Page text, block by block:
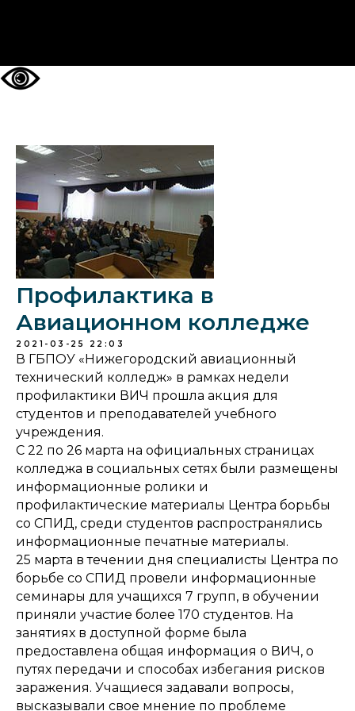
Профилактика в
Авиационном колледже
2021-03-25 22:03
В ГБПОУ «Нижегородский авиационный
технический колледж» в рамках недели
профилактики ВИЧ прошла акция для
студентов и преподавателей учебного
учреждения.
С 22 по 26 марта на официальных страницах
колледжа в социальных сетях были размещены
информационные ролики и
профилактические материалы Центра борьбы
со СПИД, среди студентов распространялись
информационные печатные материалы.
25 марта в течении дня специалисты Центра по
борьбе со СПИД провели информационные
семинары для учащихся 7 групп, в обучении
приняли участие более 170 студентов. На
занятиях в доступной форме была
предоставлена общая информация о ВИЧ, о
путях передачи и способах избегания рисков
заражения. Учащиеся задавали вопросы,
высказывали свое мнение по проблеме